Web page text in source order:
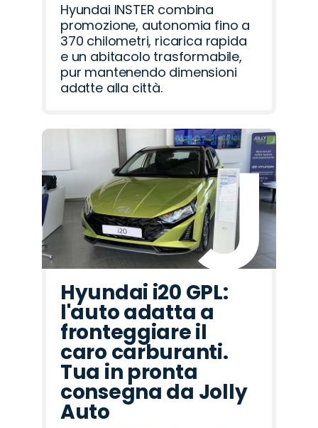
Hyundai INSTER combina
promozione, autonomia fino a
370 chilometri, ricarica rapida
e un abitacolo trasformabile,
pur mantenendo dimensioni
adatte alla città.
Hyundai i20 GPL:
l'auto adatta a
fronteggiare il
caro carburanti.
Tua in pronta
consegna da Jolly
Auto